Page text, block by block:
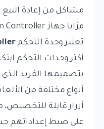
مشاكل من إعادة البيع.
مزايا جهاز Steam Controller
تعتبر وحدة التحكم
أكثر وحدات التحكم
بتصميمها الفريد
أنواع مختلفة من
أزرار قابلة للتخصيص،
على ضبط إعداداتهم